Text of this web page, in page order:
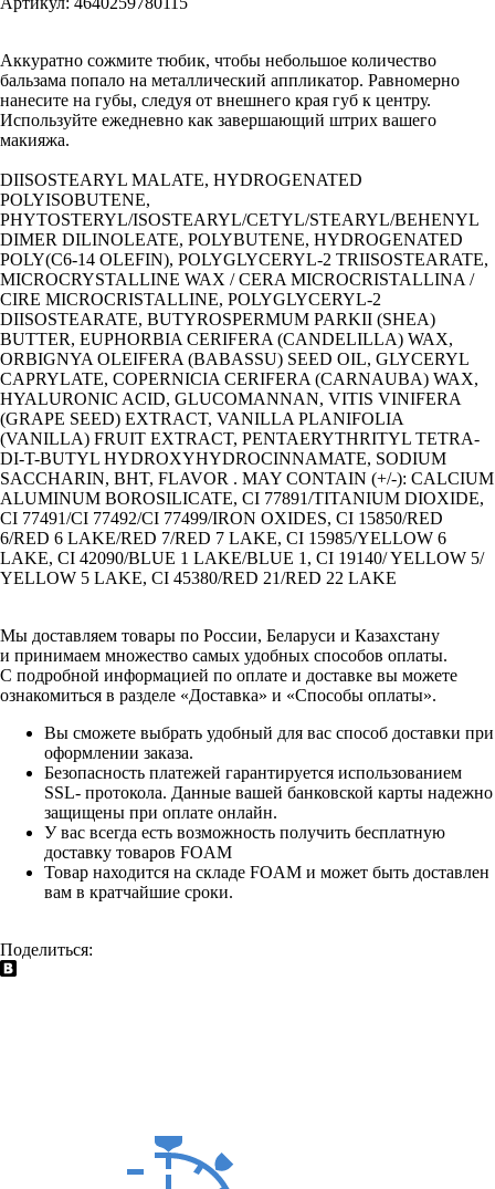
Аккуратно сожмите тюбик, чтобы небольшое количество
бальзама попало на металлический аппликатор. Равномерно
нанесите на губы, следуя от внешнего края губ к центру.
Используйте ежедневно как завершающий штрих вашего
макияжа.
DIISOSTEARYL MALATE, HYDROGENATED
POLYISOBUTENE,
PHYTOSTERYL/ISOSTEARYL/CETYL/STEARYL/BEHENYL
DIMER DILINOLEATE, POLYBUTENE, HYDROGENATED
POLY(C6-14 OLEFIN), POLYGLYCERYL-2 TRIISOSTEARATE,
MICROCRYSTALLINE WAX / CERA MICROCRISTALLINA /
CIRE MICROCRISTALLINE, POLYGLYCERYL-2
DIISOSTEARATE, BUTYROSPERMUM PARKII (SHEA)
BUTTER, EUPHORBIA CERIFERA (CANDELILLA) WAX,
ORBIGNYA OLEIFERA (BABASSU) SEED OIL, GLYCERYL
CAPRYLATE, COPERNICIA CERIFERA (CARNAUBA) WAX,
HYALURONIC ACID, GLUCOMANNAN, VITIS VINIFERA
(GRAPE SEED) EXTRACT, VANILLA PLANIFOLIA
(VANILLA) FRUIT EXTRACT, PENTAERYTHRITYL TETRA-
DI-T-BUTYL HYDROXYHYDROCINNAMATE, SODIUM
SACCHARIN, BHT, FLAVOR . MAY CONTAIN (+/-): CALCIUM
ALUMINUM BOROSILICATE, CI 77891/TITANIUM DIOXIDE,
CI 77491/CI 77492/CI 77499/IRON OXIDES, CI 15850/RED
6/RED 6 LAKE/RED 7/RED 7 LAKE, CI 15985/YELLOW 6
LAKE, CI 42090/BLUE 1 LAKE/BLUE 1, CI 19140/ YELLOW 5/
YELLOW 5 LAKE, CI 45380/RED 21/RED 22 LAKE
Мы доставляем товары по России, Беларуси и Казахстану
и принимаем множество самых удобных способов оплаты.
С подробной информацией по оплате и доставке вы можете
ознакомиться в разделе «Доставка» и «Способы оплаты».
Вы сможете выбрать удобный для вас способ доставки при
оформлении заказа.
Безопасность платежей гарантируется использованием
SSL- протокола. Данные вашей банковской карты надежно
защищены при оплате онлайн.
У вас всегда есть возможность получить бесплатную
доставку товаров FOAM
Товар находится на складе FOAM и может быть доставлен
вам в кратчайшие сроки.
Поделиться: